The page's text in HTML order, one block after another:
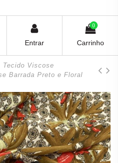
Entrar
0
Carrinho
Tecido Viscose
Barrada Preto e Floral